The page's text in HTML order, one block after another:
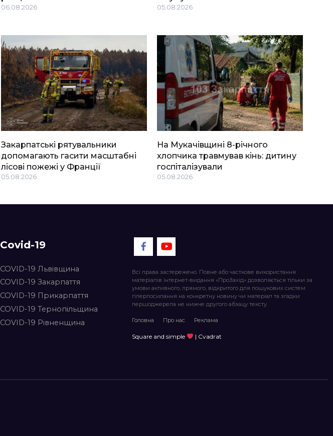
06.08.2026 05.08.2026
Закарпатські рятувальники
допомагають гасити масштабні
лісові пожежі у Франції
05.08.2026
На Мукачівщині 8-річного
хлопчика травмував кінь: дитину
госпіталізували
05.08.2026
Covid-19
COVID-19 Львівщина
COVID-19 Закарпаття
COVID-19 Прикарпаття
COVID-19 Тернопільщина
COVID-19 Рівненщина
Всі права застережено. Повне або часткове використання
матеріалів інтернет-видання «ПроЗахід» дозволяється тільки за
умови активного, прямого, відкритого для пошукових систем
гіперпосилання на конкретну новину чи матеріал та згадки
першоджерела не нижче другого абзацу тексту.
Головна Про нас Реклама
Square and simple | Cvadrat